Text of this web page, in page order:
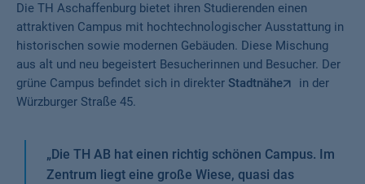
Die TH Aschaffenburg bietet ihren Studierenden einen
attraktiven Campus mit hochtechnologischer Ausstattung in
historischen sowie modernen Gebäuden. Diese Mischung
aus alt und neu begeistert Besucherinnen und Besucher. Der
grüne Campus befindet sich in direkter Stadtnähe
in der
Würzburger Straße 45.
„Die TH AB hat einen richtig schönen Campus. Im
Zentrum liegt eine große Wiese, quasi das